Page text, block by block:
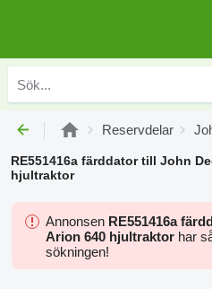
Reservdelar
RE551416a färddator till John
hjultraktor
Annonsen RE551416a
Arion 640 hjultraktor har
sökningen!